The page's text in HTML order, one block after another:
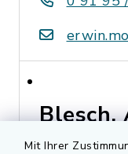
Mit Ihrer
Blesch,